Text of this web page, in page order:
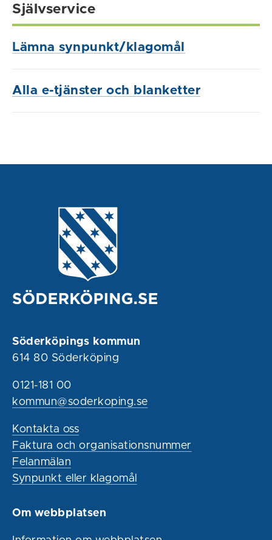
Självservice
Lämna synpunkt/klagomål
Alla e-tjänster och blanketter
Söderköpings kommun
614 80 Söderköping
0121-181 00
kommun@soderkoping.se
Kontakta oss
Faktura och organisationsnummer
Felanmälan
Synpunkt eller klagomål
Om webbplatsen